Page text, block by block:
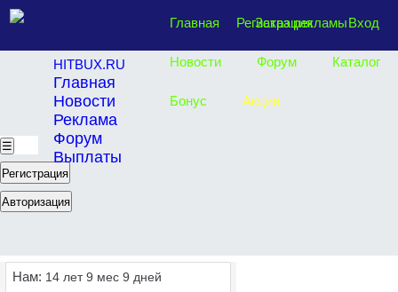
Главная Заказ рекламы
Новости Форум Каталог
Бонус Акции
Вход
Регистрация
HITBUX.RU
Главная
Новости
Реклама
Форум
Выплаты
☰
Регистрация
Авторизация
Нам: 14 лет 9 мес 9 дней